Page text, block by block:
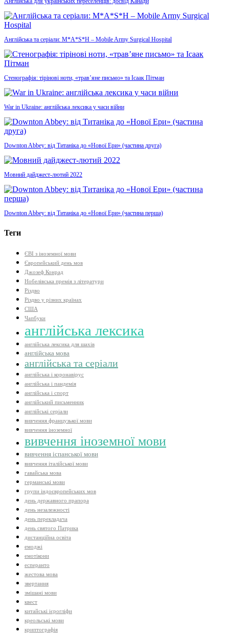
Англійська та серіали: M*A*S*H – Mobile Army Surgical Hospital
Стенографія: тірінові ноти, «трав’яне письмо» та Ісаак Пітман
War in Ukraine: англійська лексика у часи війни
Downton Abbey: від Титаніка до «Нової Ери» (частина друга)
Мовний дайджест-лютий 2022
Downton Abbey: від Титаніка до «Нової Ери» (частина перша)
Теги
ЄВІ з іноземної мови
Європейський день мов
Джозеф Конрад
Нобелівська премія з літератури
Різдво
Різдво у різних країнах
США
Чапбуки
англійська лексика
англійська лексика для шахів
англійська мова
англійська та серіали
англійська і коронавірус
англійська і пандемія
англійська і спорт
англійський письменник
англійські серіали
вивчення французької мови
вивчення іноземної
вивчення іноземної мови
вивчення іспанської мови
вивчення італійської мови
гавайська мова
германські мови
групи індоєвропейських мов
день державного прапора
день незалежності
день перекладача
день святого Патрика
дистанційна освіта
емоджі
емотікони
есперанто
жестова мова
звертання
змішані мови
квест
китайські ієрогліфи
креольські мови
криптографія